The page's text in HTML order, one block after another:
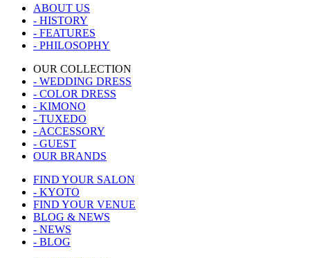
ABOUT US
- HISTORY
- FEATURES
- PHILOSOPHY
OUR COLLECTION
- WEDDING DRESS
- COLOR DRESS
- KIMONO
- TUXEDO
- ACCESSORY
- GUEST
OUR BRANDS
FIND YOUR SALON
- KYOTO
FIND YOUR VENUE
BLOG & NEWS
- NEWS
- BLOG